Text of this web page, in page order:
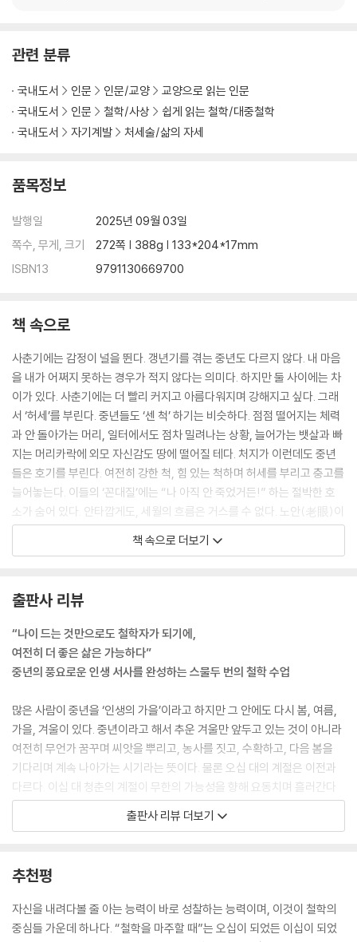
관련 분류
국내도서 인문 인문/교양
교양으로 읽는 인문
국내도서
인문 철학/사상
쉽게 읽는 철학/대중철학
국내도서
자기계발 처세술/삶의 자세
품목정보
발행일
2025년 09월 03일
쪽수, 무게, 크기
272쪽 | 388g | 133*204*17mm
ISBN13
9791130669700
책 속으로
사춘기에는 감정이 널을 뛴다. 갱년기를 겪는 중년도 다르지 않다. 내 마음
을 내가 어쩌지 못하는 경우가 적지 않다는 의미다. 하지만 둘 사이에는 차
이가 있다. 사춘기에는 더 빨리 커지고 아름다워지며 강해지고 싶다. 그래
서 ‘허세’를 부린다. 중년들도 ‘센 척’ 하기는 비슷하다. 점점 떨어지는 체력
과 안 돌아가는 머리, 일터에서도 점차 밀려나는 상황, 늘어가는 뱃살과 빠
지는 머리카락에 외모 자신감도 땅에 떨어질 테다. 처지가 이런데도 중년
들은 호기를 부린다. 여전히 강한 척, 힘 있는 척하며 허세를 부리고 충고를
늘어놓는다. 이들의 ‘꼰대질’에는 “나 아직 안 죽었거든!” 하는 절박한 호
소가 숨어 있다. 안타깝게도, 세월의 흐름은 거스를 수 없다. 노안(老眼)이
왔다면 시력에 마음을 맞추어야 한다.
--- 「[수용] 마음속 그림자를 보듬다 _카를 융」 중에서
이 인기다. 종합 베스트셀러 목록에 그를 다룬 책이 여러 권 눈에 띈다. 이
를 보는 마음은 착잡하다. 쇼펜하우어 앞에는 ‘염세(厭世) 철학자’라는 말
이 별명처럼 따라붙기 때문이다. 우울할 때 어두운 음악이 끌리는 법, 어두
운 철학에 끌리는 사회가 밝고 건강할 리 없다. 대한민국의 평균 연령은 20
의미다. 불안과 무기력, 질투와 시기, 뜻 모를 분노 같은 중년을 휩쓰는 감
정들이 대한민국의 상태를 짚어주는 키워드처럼 다가온다. 흔들리는 중년
사회인 대한민국에 쇼펜하우어는 어떤 지혜를 안겨줄 수 있을까.
--- 「[관조] 들지 않으면 무겁지 않다 _아르투어 쇼펜하우어」 중에서
다 자란 성인이 아이처럼 칭얼대는 모습은 눈살 찌푸리게 한다. 앳돼 보이
게 차려입고 젊어 보이려 애쓰며, 어린 애인의 관심을 사려 하는 중년의 모
습도 다르지 않다. 이런다고 떠나가는 젊음이 다시 돌아오지 않을 테다. 중
굴게 될 운명이라는 뜻이다. 물론 중년의 성(性)은 여느 청춘들만큼 강렬
있다. 그러나 이는 현실을 잊게 하는 중독성 강한 진정제에 가깝다. 사랑을
나누는 순간만큼은 삶의 열정이 되살아날지라도, 그 장면이 끝나면 다시
책 속으로 더보기
출판사 리뷰
“나이 드는 것만으로도 철학자가 되기에,
여전히 더 좋은 삶은 가능하다”
중년의 풍요로운 인생 서사를 완성하는 스물두 번의 철학 수업
많은 사람이 중년을 ‘인생의 가을’이라고 하지만 그 안에도 다시 봄, 여름,
가을, 겨울이 있다. 중년이라고 해서 추운 겨울만 앞두고 있는 것이 아니라
여전히 무언가 꿈꾸며 씨앗을 뿌리고, 농사를 짓고, 수확하고, 다음 봄을
기다리며 계속 나아가는 시기라는 뜻이다. 물론 오십 대의 계절은 이전과
다르다. 이십 대 청춘의 계절이 무한의 가능성을 향해 요동치며 흘러간다
면, 오십은 내적 성숙을 향해 고요하게 무르익으며 흐른다.
를 전한다. 나날이 시들어가는 체력과 정신, 주요 업무에서 자꾸 밀려나는
상황들, 늘어가는 뱃살과 주름, 하루에도 몇 번이나 널뛰는 감정으로 버거
워진 이들을 위한 지적인 조언이다. 저자는 스스로 오십의 문턱을 넘으며
출판사 리뷰 더보기
추천평
자신을 내려다볼 줄 아는 능력이 바로 성찰하는 능력이며, 이것이 철학의
중심들 가운데 하나다. “철학을 마주할 때”는 오십이 되었든 이십이 되었